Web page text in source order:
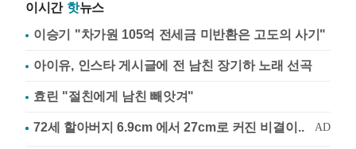
이시간 핫뉴스
이승기 "차가원 105억 전세금 미반환은 고도의 사기"
아이유, 인스타 게시글에 전 남친 장기하 노래 선곡
효린 "절친에게 남친 빼앗겨"